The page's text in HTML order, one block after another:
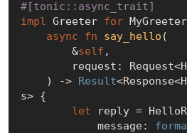
#[tonic::async_trait]
impl Greeter for
async
fn say_hello (
        &
self ,
    ) ->
Result
s> {
let reply =
            message: